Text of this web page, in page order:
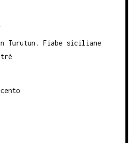
Turutun. Fiabe siciliane